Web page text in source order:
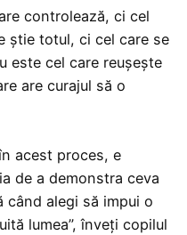
controlează, ci cel
știe totul, ci cel care se
este cel care reușește
are curajul să o
acest proces, e
de a demonstra ceva
când alegi să impui o
lumea”, înveți copilul